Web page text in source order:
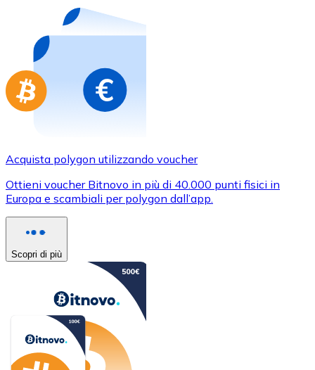
Acquista gift card dei tuoi marchi preferiti con
Vai al negozio di carte regalo
Acquista polygon utilizzando voucher
Ottieni voucher Bitnovo in più di 40.000 punti fisici in
Europa e scambiali per polygon dall’app.
Scopri di più